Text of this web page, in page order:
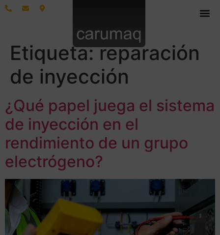
Etiqueta:reparación
de inyección
¿Qué papel juega el sistema
de inyección en el
rendimiento de un grupo
electrógeno?